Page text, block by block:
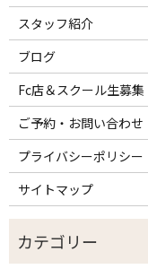
スタッフ紹介
ブログ
Fc店＆スクール生募集
ご予約・お問い合わせ
プライバシーポリシー
サイトマップ